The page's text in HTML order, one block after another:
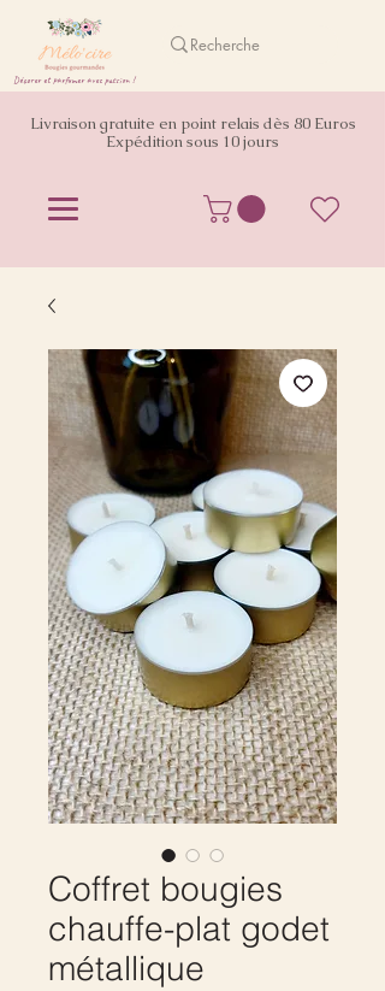
Livraison gratuite en point relais dès 80 Euros
Expédition sous 10 jours
Décorer et parfumer avec passion !
Coffret bougies
chauffe-plat godet
métallique